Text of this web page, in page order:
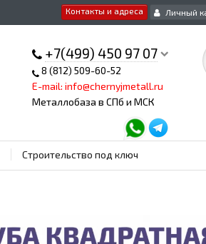
Контакты и адреса Личный
+7(499) 450 97 07
8 (812) 509-60-52
E-mail: info@chernyjmetall.ru
Металлобаза в СПб и МСК
Строительство под ключ